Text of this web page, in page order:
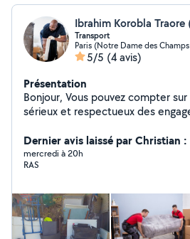
Ibrahim Korobla
Transport
Paris (Notre Dame des
5/5 (4 avis)
Présentation
Bonjour, Vous pouvez compter sur moi. Je suis très
sérieux et respectueux des engagements.
confiance en moi. Merci
Dernier avis laissé par Christian
mercredi à 20h
RAS